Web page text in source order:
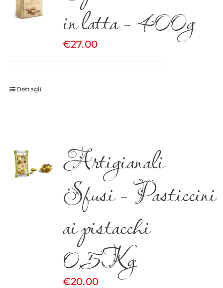
in latta – 400g
€27.00
Dettagli
Artigianali
Sfusi – Pasticcini
ai pistacchi
0,5Kg
€20.00